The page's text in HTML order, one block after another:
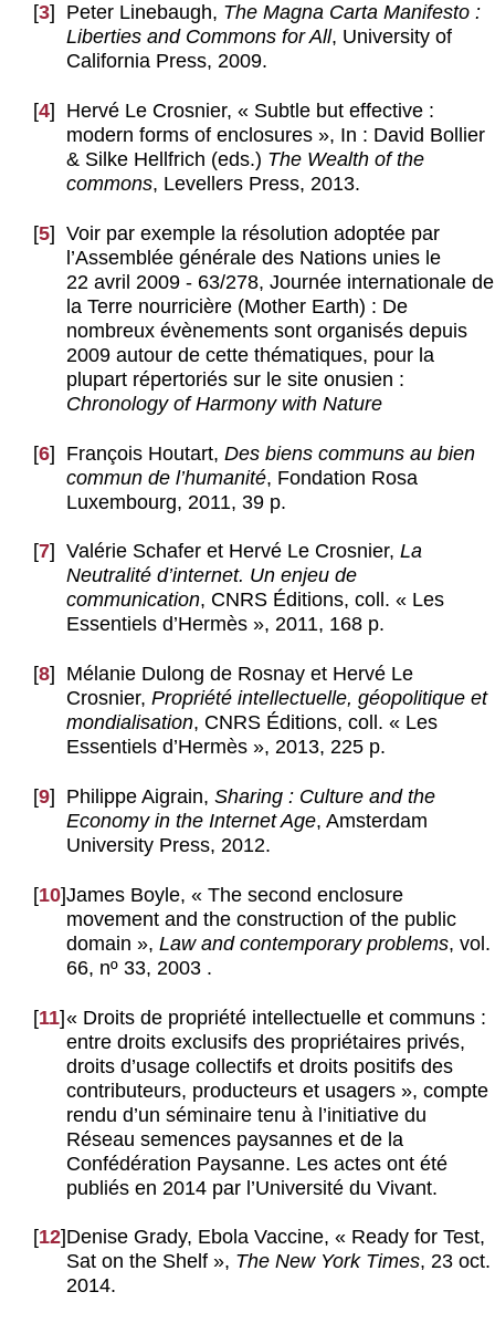
[3] Peter Linebaugh, The Magna Carta Manifesto :
Liberties and Commons for All, University of
California Press, 2009.
[4]
Hervé Le Crosnier, « Subtle but effective :
modern forms of enclosures », In : David Bollier
& Silke Hellfrich (eds.) The Wealth of the
commons, Levellers Press, 2013.
[5] Voir par exemple la résolution adoptée par
l’Assemblée générale des Nations unies le
22 avril 2009 - 63/278, Journée internationale de
la Terre nourricière (Mother Earth) : De
nombreux évènements sont organisés depuis
2009 autour de cette thématiques, pour la
plupart répertoriés sur le site onusien :
Chronology of Harmony with Nature
[6] François Houtart, Des biens communs au bien
commun de l’humanité, Fondation Rosa
Luxembourg, 2011, 39 p.
[7] Valérie Schafer et Hervé Le Crosnier, La
Neutralité d’internet. Un enjeu de
communication, CNRS Éditions, coll. « Les
Essentiels d’Hermès », 2011, 168 p.
[8]
Mélanie Dulong de Rosnay et Hervé Le
Crosnier, Propriété intellectuelle, géopolitique et
mondialisation, CNRS Éditions, coll. « Les
Essentiels d’Hermès », 2013, 225 p.
[9] Philippe Aigrain, Sharing : Culture and the
Economy in the Internet Age, Amsterdam
University Press, 2012.
[10]James Boyle, « The second enclosure
movement and the construction of the public
domain », Law and contemporary problems, vol.
66, nº 33, 2003 .
[11]« Droits de propriété intellectuelle et communs :
entre droits exclusifs des propriétaires privés,
droits d’usage collectifs et droits positifs des
contributeurs, producteurs et usagers », compte
rendu d’un séminaire tenu à l’initiative du
Réseau semences paysannes et de la
Confédération Paysanne. Les actes ont été
publiés en 2014 par l’Université du Vivant.
[12]Denise Grady, Ebola Vaccine, « Ready for Test,
Sat on the Shelf », The New York Times, 23 oct.
2014.